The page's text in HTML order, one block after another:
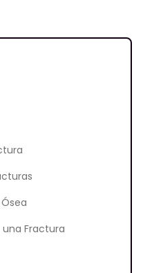
una Fractura